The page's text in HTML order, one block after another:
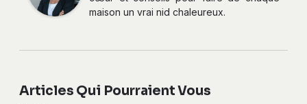
maison un vrai nid chaleureux.
Articles Qui Pourraient Vous